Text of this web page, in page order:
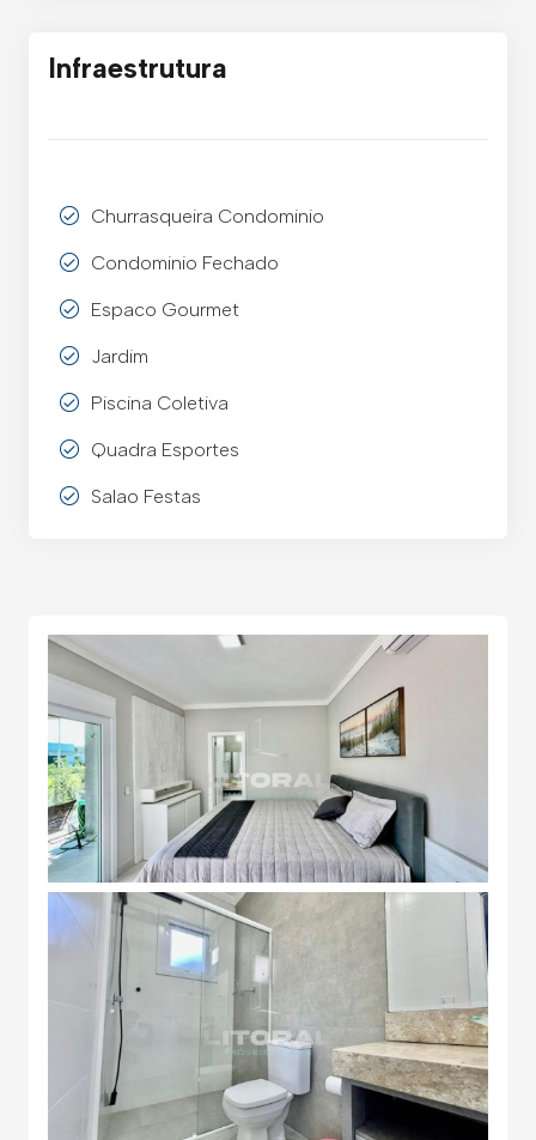
Infraestrutura
Churrasqueira Condominio
Condominio Fechado
Espaco Gourmet
Jardim
Piscina Coletiva
Quadra Esportes
Salao Festas